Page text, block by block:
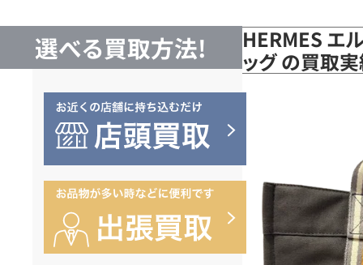
選べる買取方法!
HERMES エ
ッグ の買取